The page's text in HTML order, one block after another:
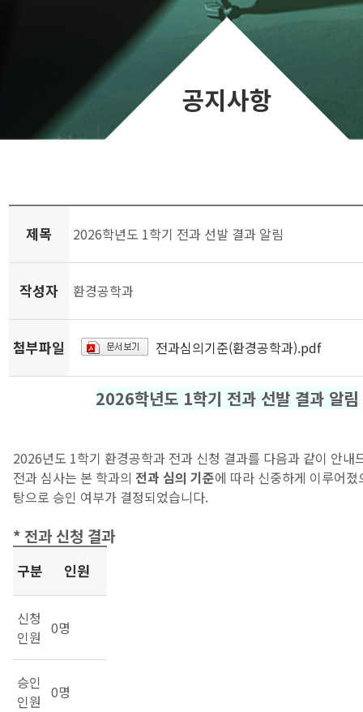
공지사항
제목 2026학년도 1학기 전과 선발 결과 알림
작성자 환경공학과
첨부파일 전과심의기준(환경공학과).pdf
2026학년도 1학기 전과 선발 결과 알림
2026년도 1학기 환경공학과 전과 신청 결과를 다음과 같이 안내
전과 심사는 본 학과의 전과 심의 기준에 따라 신중하게 이루어
탕으로 승인 여부가 결정되었습니다.
* 전과 신청 결과
구분 인원
신청
인원 0명
승인
인원 0명